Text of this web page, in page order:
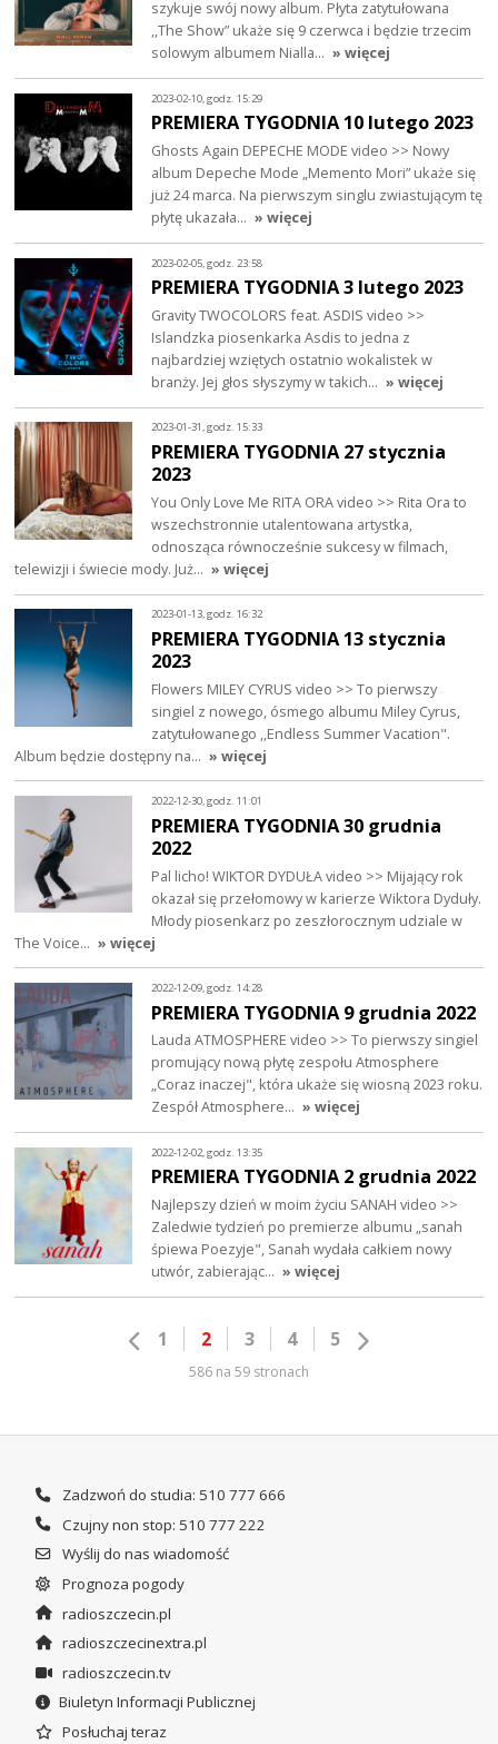
szykuje swój nowy album. Płyta zatytułowana
,,The Show” ukaże się 9 czerwca i będzie trzecim
solowym albumem Nialla… » więcej
2023-02-10, godz. 15:29
PREMIERA TYGODNIA 10 lutego 2023
Ghosts Again DEPECHE MODE video >> Nowy
album Depeche Mode „Memento Mori” ukaże się
już 24 marca. Na pierwszym singlu zwiastującym tę
płytę ukazała… » więcej
2023-02-05, godz. 23:58
PREMIERA TYGODNIA 3 lutego 2023
Gravity TWOCOLORS feat. ASDIS video >>
Islandzka piosenkarka Asdis to jedna z
najbardziej wziętych ostatnio wokalistek w
branży. Jej głos słyszymy w takich… » więcej
2023-01-31, godz. 15:33
PREMIERA TYGODNIA 27 stycznia
2023
You Only Love Me RITA ORA video >> Rita Ora to
wszechstronnie utalentowana artystka,
odnosząca równocześnie sukcesy w filmach,
telewizji i świecie mody. Już… » więcej
2023-01-13, godz. 16:32
PREMIERA TYGODNIA 13 stycznia
2023
Flowers MILEY CYRUS video >> To pierwszy
singiel z nowego, ósmego albumu Miley Cyrus,
zatytułowanego ,,Endless Summer Vacation".
Album będzie dostępny na… » więcej
2022-12-30, godz. 11:01
PREMIERA TYGODNIA 30 grudnia
2022
Pal licho! WIKTOR DYDUŁA video >> Mijający rok
okazał się przełomowy w karierze Wiktora Dyduły.
Młody piosenkarz po zeszłorocznym udziale w
The Voice… » więcej
2022-12-09, godz. 14:28
PREMIERA TYGODNIA 9 grudnia 2022
Lauda ATMOSPHERE video >> To pierwszy singiel
promujący nową płytę zespołu Atmosphere
„Coraz inaczej", która ukaże się wiosną 2023 roku.
Zespół Atmosphere… » więcej
2022-12-02, godz. 13:35
PREMIERA TYGODNIA 2 grudnia 2022
Najlepszy dzień w moim życiu SANAH video >>
Zaledwie tydzień po premierze albumu „sanah
śpiewa Poezyje", Sanah wydała całkiem nowy
utwór, zabierając… » więcej
1 2 3 4 5
586 na 59 stronach
Zadzwoń do studia: 510 777 666
Czujny non stop: 510 777 222
Wyślij do nas wiadomość
Prognoza pogody
radioszczecin.pl
radioszczecinextra.pl
radioszczecin.tv
Biuletyn Informacji Publicznej
Posłuchaj teraz